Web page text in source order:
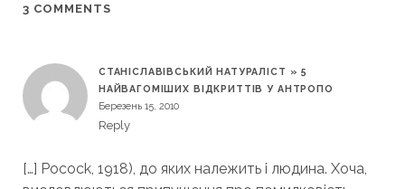
3 COMMENTS
СТАНІСЛАВІВСЬКИЙ НАТУРАЛІСТ » 5
НАЙВАГОМІШИХ ВІДКРИТТІВ У АНТРОПО
Березень 15, 2010
Reply
[…] Pocock, 1918), до яких належить і людина. Хоча,